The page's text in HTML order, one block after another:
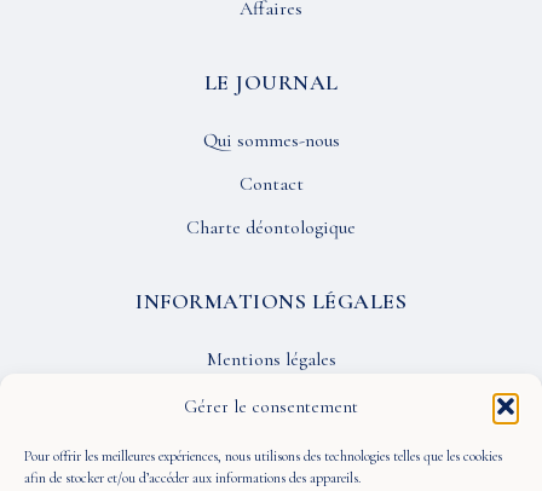
Gérer le consentement
Pour offrir les meilleures expériences, nous utilisons des technologies telles que les cookies
afin de stocker et/ou d’accéder aux informations des appareils.
Affaires
LE JOURNAL
Qui sommes-nous
Contact
Charte déontologique
INFORMATIONS LÉGALES
Mentions légales
Confidentialité
CGU